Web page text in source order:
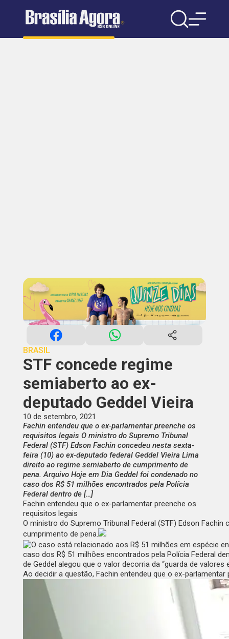
BRASIL
STF concede regime
semiaberto ao ex-
deputado Geddel Vieira
10 de setembro, 2021
Fachin entendeu que o ex-parlamentar preenche os
requisitos legais O ministro do Supremo Tribunal
Federal (STF) Edson Fachin concedeu nesta sexta-
feira (10) ao ex-deputado federal Geddel Vieira Lima
direito ao regime semiaberto de cumprimento de
pena. Arquivo Hoje em Dia Geddel foi condenado no
caso dos R$ 51 milhões encontrados pela Polícia
Federal dentro de […]
Fachin entendeu que o ex-parlamentar preenche os
requisitos legais
O ministro do Supremo Tribunal Federal (STF) Edson
cumprimento de pena.
caso dos R$ 51 milhões encontrados pela Polícia Federal
de Geddel alegou que o valor decorria da “guarda de valores
Ao decidir a questão, Fachin entendeu que o ex-